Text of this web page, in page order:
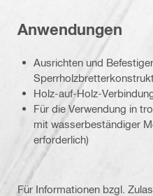
Anwendungen
Ausrichten und
Holz-auf-Holz-
Für die Verwendung in
mit wasserbeständiger
erforderlich)
Für Informationen bzgl.